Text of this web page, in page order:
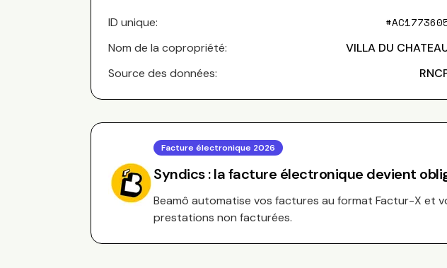
ID unique: #
Nom de la copropriété:
VILLA DU
Source des données:
Facture électronique 2026
Syndics : la facture électronique devient
Beamô automatise vos factures au format Factur-X et
prestations non facturées.